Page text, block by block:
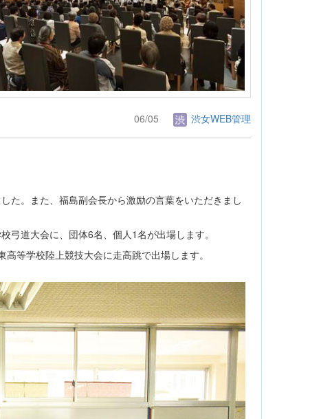
06/05 渋女WEB管理
た。また、福島副会長から激励の言葉をいただきまし
弓道大会に、団体6名、個人1名が出場します。
等学校陸上競技大会に走高跳で出場します。